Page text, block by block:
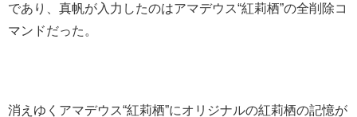
であり、真帆が入力したのはアマデウス“紅莉栖”の全削除コ
マンドだった。
消えゆくアマデウス“紅莉栖”にオリジナルの紅莉栖の記憶が